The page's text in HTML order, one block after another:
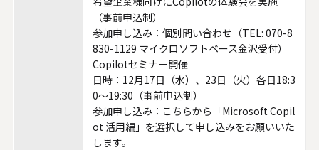
（事前申込制）
参加申し込み：個別問い合わせ（TEL: 070-8
830-1129 マイクロソフトベース金沢受付）
Copilotセミナー開催
日時：12月17日（水）、23日（火）各日18:3
0～19:30（事前申込制）
参加申し込み： こちらから「Microsoft Copil
ot 活用編」を選択して申し込みをお願いいた
します。